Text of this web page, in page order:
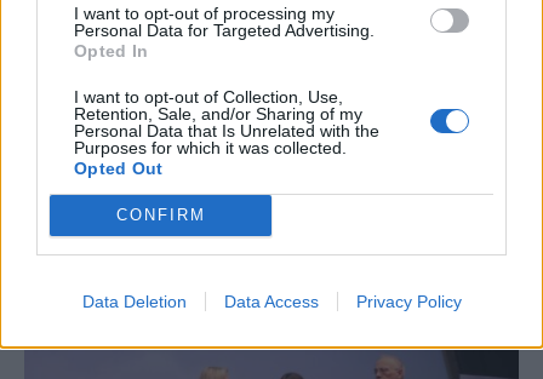
I want to opt-out of processing my
Personal Data for Targeted Advertising.
Opted In
I want to opt-out of Collection, Use,
Retention, Sale, and/or Sharing of my
Personal Data that Is Unrelated with the
Purposes for which it was collected.
Opted Out
CONFIRM
Data Deletion Data Access Privacy Policy
Γιάννης Χατζής, πρόεδρος ΠΟΞ: «Ο ελληνικός
τουρισμός άντεξε τις διεθνείς κρίσεις, αλλά
ανταγωνιστικός» (ηχητικό)